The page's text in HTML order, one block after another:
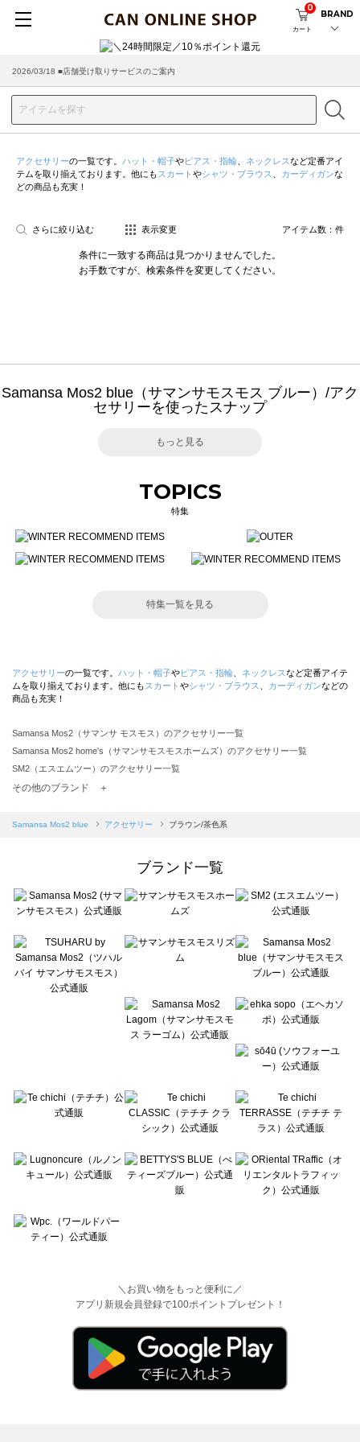
カート
0
BRAND
2026/03/18 ■店舗受け取りサービスのご案内
アクセサリーの一覧です。 ハット・帽子やピアス・指輪 ネックレスなど定番アイ
テムを取り揃えております。他にも スカート やシャツ・ブラウス カーディガンな
どの商品も充実！
さらに絞り込む 表示変更 アイテム数： 件
条件に一致する商品は見つかりませんでした。
お手数ですが、検索条件を変更してください。
Samansa Mos2 blue（サマンサモスモス ブルー）/アク
セサリーを使ったスナップ
もっと見る
TOPICS
特集
特集一覧を見る
アクセサリーの一覧です。 ハット・帽子やピアス・指輪 ネックレスなど定番アイテ
ムを取り揃えております。他にも スカート やシャツ・ブラウス カーディガンなどの
商品も充実！
Samansa Mos2（サマンサ モスモス）のアクセサリー一覧
Samansa Mos2 home's（サマンサモスモスホームズ）のアクセサリー一覧
SM2（エスエムツー）のアクセサリー一覧
TSUHARU by Samansa Mos2（ツハルバイサマンサモスモス）のアクセサリー一覧
Samansa Mos2 blue（サマンサモスモス ブルー）のアクセサリー一覧
sō4ū（ソウフォーユー）のアクセサリー一覧
Te chichi（テチチ）のアクセサリー一覧
Te chichi CLASSIC（テチチ クラシック）のアクセサリー一覧
Lugnoncure（ルノンキュール）のアクセサリー一覧
BETTY'S BLUE（べティーズブルー）のアクセサリー一覧
Wpc.（ワールドパーティー）のアクセサリー一覧
その他のブランド ＋
Samansa Mos2 blue アクセサリー ブラウン/茶色系
ブランド一覧
＼お買い物をもっと便利に／
アプリ新規会員登録で100ポイントプレゼント！